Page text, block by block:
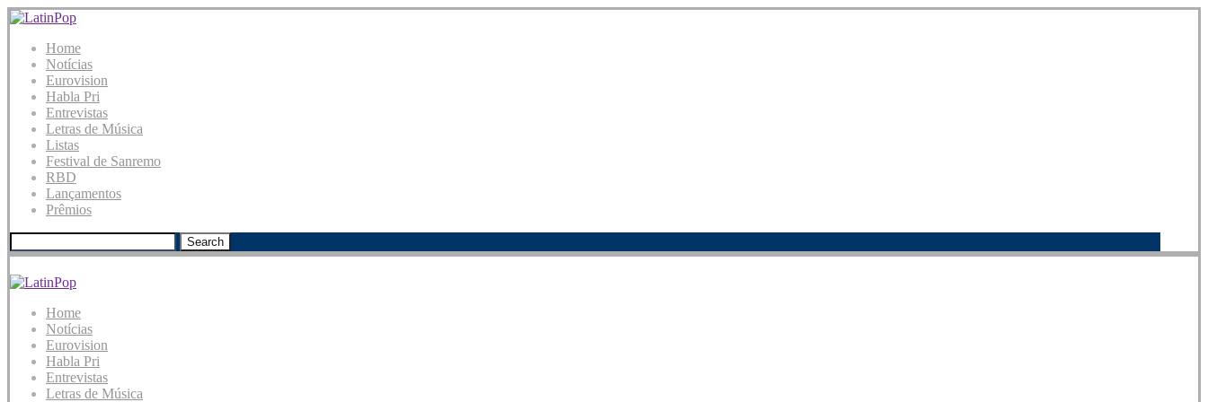
Home
Notícias
Eurovision
Habla Pri
Entrevistas
Letras de Música
Listas
Festival de Sanremo
RBD
Lançamentos
Prêmios
Search
Home
Notícias
Eurovision
Habla Pri
Entrevistas
Letras de Música